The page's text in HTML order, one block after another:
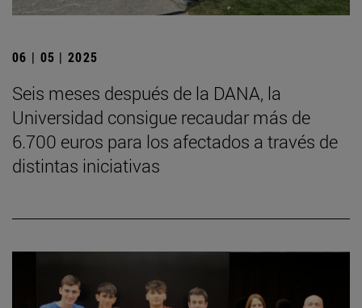
06 | 05 | 2025
Seis meses después de la DANA, la
Universidad consigue recaudar más de
6.700 euros para los afectados a través de
distintas iniciativas